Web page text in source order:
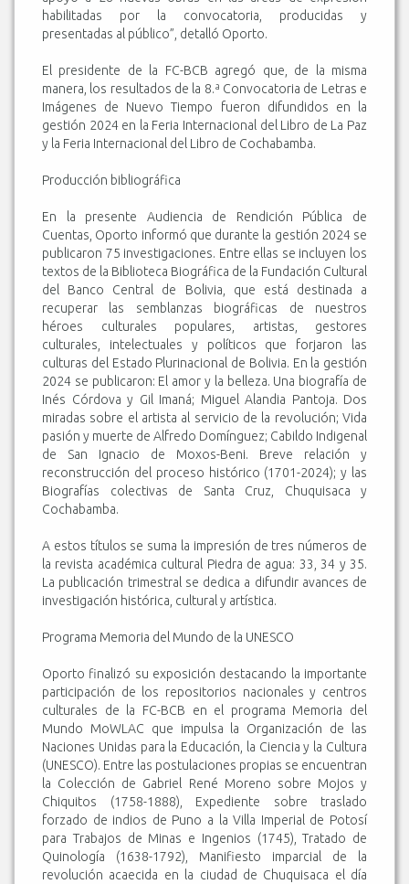
habilitadas por la convocatoria, producidas y
presentadas al público”, detalló Oporto.
El presidente de la FC-BCB agregó que, de la misma
manera, los resultados de la 8.ª Convocatoria de Letras e
Imágenes de Nuevo Tiempo fueron difundidos en la
gestión 2024 en la Feria Internacional del Libro de La Paz
y la Feria Internacional del Libro de Cochabamba.
Producción bibliográfica
En la presente Audiencia de Rendición Pública de
Cuentas, Oporto informó que durante la gestión 2024 se
publicaron 75 investigaciones. Entre ellas se incluyen los
textos de la Biblioteca Biográfica de la Fundación Cultural
del Banco Central de Bolivia, que está destinada a
recuperar las semblanzas biográficas de nuestros
héroes culturales populares, artistas, gestores
culturales, intelectuales y políticos que forjaron las
culturas del Estado Plurinacional de Bolivia. En la gestión
2024 se publicaron: El amor y la belleza. Una biografía de
Inés Córdova y Gil Imaná; Miguel Alandia Pantoja. Dos
miradas sobre el artista al servicio de la revolución; Vida
pasión y muerte de Alfredo Domínguez; Cabildo Indigenal
de San Ignacio de Moxos-Beni. Breve relación y
reconstrucción del proceso histórico (1701-2024); y las
Biografías colectivas de Santa Cruz, Chuquisaca y
Cochabamba.
A estos títulos se suma la impresión de tres números de
la revista académica cultural Piedra de agua: 33, 34 y 35.
La publicación trimestral se dedica a difundir avances de
investigación histórica, cultural y artística.
Programa Memoria del Mundo de la UNESCO
Oporto finalizó su exposición destacando la importante
participación de los repositorios nacionales y centros
culturales de la FC-BCB en el programa Memoria del
Mundo MoWLAC que impulsa la Organización de las
Naciones Unidas para la Educación, la Ciencia y la Cultura
(UNESCO). Entre las postulaciones propias se encuentran
la Colección de Gabriel René Moreno sobre Mojos y
Chiquitos (1758-1888), Expediente sobre traslado
forzado de indios de Puno a la Villa Imperial de Potosí
para Trabajos de Minas e Ingenios (1745), Tratado de
Quinología (1638-1792), Manifiesto imparcial de la
revolución acaecida en la ciudad de Chuquisaca el día